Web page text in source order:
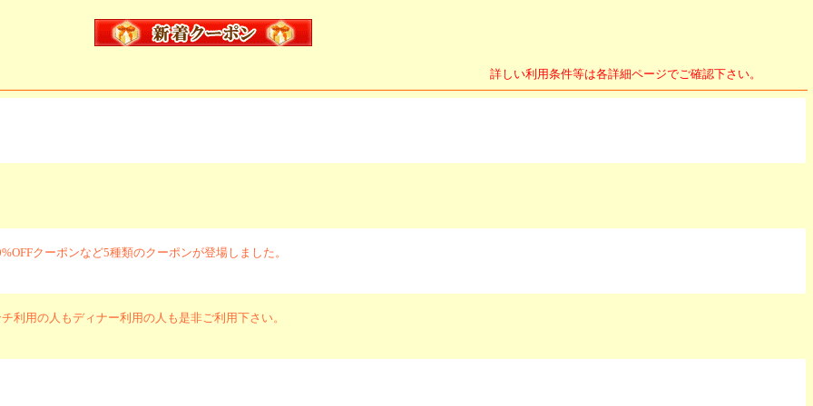
詳しい利用条件等は各詳細ページでご確認下さい。
クーポンなど5種類のクーポンが登場しました。
利用の人もディナー利用の人も是非ご利用下さい。